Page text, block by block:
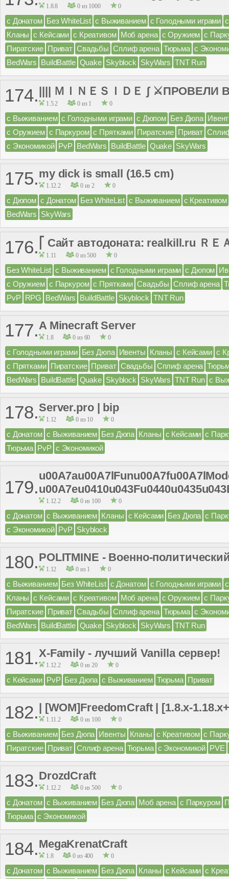
1.8.8 0 из 1000 0
с Донатом Без WhiteList с Выживанием с Голодными играми
Кланы с Кейсами с Креативом Моб арена с Оружием с
Пиратские Приват Свадьбы Сплиф арена Тюрьма с
BedWars BuildBattle Quake Skyblock SkyWars TNT Run
174.|||| ＭＩＮＥＳＩＤＥ ʃ ⚔ПРОВЕЛИ
1.5.2 0 из 1 0
с Выживанием с Голодными играми с Дюпом Без Дюпа
с Оружием с Паркуром с Прятками Пиратские Приват
с Экономикой PvP BedWars BuildBattle Quake SkyWars
175.my dick is small (16.5 cm)
1.12.2 0 из 2 0
с Дюпом с Донатом Без WhiteList с Выживанием с Креативом
BedWars SkyWars
176. ⎡ Сайт автодоната: realkill.ru ＲＥ
1.11 0 из 500 0
Без WhiteList с Выживанием с Голодными играми с Дюпом
с Оружием с Паркуром с Прятками Свадьбы Сплиф арена
PvP RPG BedWars BuildBattle Skyblock TNT Run
177.A Minecraft Server
1.8 0 из 60 0
с Голодными играми Без Дюпа Ивенты Кланы с Кейсами с
с Прятками Пиратские Приват Свадьбы Сплиф арена
BedWars BuildBattle Quake Skyblock SkyWars TNT Run с
178.Server.pro | bip
1.12 0 из 10 0
с Донатом с Выживанием Без Дюпа Кланы с Кейсами с
Тюрьма PvP с Экономикой
179.
1.12.2 0 из 100 0
с Донатом с Выживанием Кланы с Кейсами Без Дюпа с
с Экономикой PvP Skyblock
180.POLITMINE - Военно-
1.12 0 из 1 0
с Выживанием Без WhiteList с Донатом с Голодными играми
Кланы с Кейсами с Креативом Моб арена с Оружием с
Пиратские Приват Свадьбы Сплиф арена Тюрьма с
BedWars BuildBattle Quake Skyblock SkyWars TNT Run
181.X-Family - лучший Vanilla сервер!
1.12.2 0 из 20 0
с Кейсами PvP Без Дюпа с Выживанием Тюрьма Приват
182.| [WOM]FreedomCraft | [1.8.x-
1.11.2 0 из 100 0
с Выживанием Без Дюпа Ивенты Кланы с Креативом с
Пиратские Приват Сплиф арена Тюрьма с Экономикой PVE
183.DrozdCraft
1.12.2 0 из 500 0
с Донатом с Выживанием Без Дюпа Моб арена с Паркуром
Тюрьма с Экономикой
184.MegaKrenatCraft
1.8 0 из 400 0
с Донатом с Выживанием Без Дюпа Кланы с Кейсами с